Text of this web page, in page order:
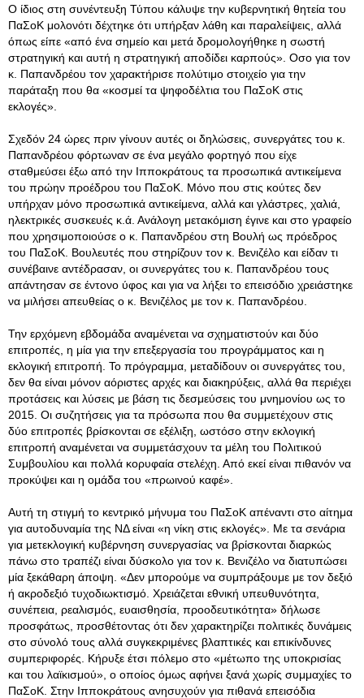
Ο ίδιος στη συνέντευξη Τύπου κάλυψε την κυβερνητική θητεία του
ΠαΣοΚ μολονότι δέχτηκε ότι υπήρξαν λάθη και παραλείψεις, αλλά
όπως είπε «από ένα σημείο και μετά δρομολογήθηκε η σωστή
στρατηγική και αυτή η στρατηγική αποδίδει καρπούς». Οσο για τον
κ. Παπανδρέου τον χαρακτήρισε πολύτιμο στοιχείο για την
παράταξη που θα «κοσμεί τα ψηφοδέλτια του ΠαΣοΚ στις
εκλογές».
Σχεδόν 24 ώρες πριν γίνουν αυτές οι δηλώσεις, συνεργάτες του κ.
Παπανδρέου φόρτωναν σε ένα μεγάλο φορτηγό που είχε
σταθμεύσει έξω από την Ιπποκράτους τα προσωπικά αντικείμενα
του πρώην προέδρου του ΠαΣοΚ. Μόνο που στις κούτες δεν
υπήρχαν μόνο προσωπικά αντικείμενα, αλλά και γλάστρες, χαλιά,
ηλεκτρικές συσκευές κ.ά. Ανάλογη μετακόμιση έγινε και στο γραφείο
που χρησιμοποιούσε ο κ. Παπανδρέου στη Βουλή ως πρόεδρος
του ΠαΣοΚ. Βουλευτές που στηρίζουν τον κ. Βενιζέλο και είδαν τι
συνέβαινε αντέδρασαν, οι συνεργάτες του κ. Παπανδρέου τους
απάντησαν σε έντονο ύφος και για να λήξει το επεισόδιο χρειάστηκε
να μιλήσει απευθείας ο κ. Βενιζέλος με τον κ. Παπανδρέου.
Την ερχόμενη εβδομάδα αναμένεται να σχηματιστούν και δύο
επιτροπές, η μία για την επεξεργασία του προγράμματος και η
εκλογική επιτροπή. Το πρόγραμμα, μεταδίδουν οι συνεργάτες του,
δεν θα είναι μόνον αόριστες αρχές και διακηρύξεις, αλλά θα περιέχει
προτάσεις και λύσεις με βάση τις δεσμεύσεις του μνημονίου ως το
2015. Οι συζητήσεις για τα πρόσωπα που θα συμμετέχουν στις
δύο επιτροπές βρίσκονται σε εξέλιξη, ωστόσο στην εκλογική
επιτροπή αναμένεται να συμμετάσχουν τα μέλη του Πολιτικού
Συμβουλίου και πολλά κορυφαία στελέχη. Από εκεί είναι πιθανόν να
προκύψει και η ομάδα του «πρωινού καφέ».
Αυτή τη στιγμή το κεντρικό μήνυμα του ΠαΣοΚ απέναντι στο αίτημα
για αυτοδυναμία της ΝΔ είναι «η νίκη στις εκλογές». Με τα σενάρια
για μετεκλογική κυβέρνηση συνεργασίας να βρίσκονται διαρκώς
πάνω στο τραπέζι είναι δύσκολο για τον κ. Βενιζέλο να διατυπώσει
μία ξεκάθαρη άποψη. «Δεν μπορούμε να συμπράξουμε με τον δεξιό
ή ακροδεξιό τυχοδιωκτισμό. Χρειάζεται εθνική υπευθυνότητα,
συνέπεια, ρεαλισμός, ευαισθησία, προοδευτικότητα» δήλωσε
προσφάτως, προσθέτοντας ότι δεν χαρακτηρίζει πολιτικές δυνάμεις
στο σύνολό τους αλλά συγκεκριμένες βλαπτικές και επικίνδυνες
συμπεριφορές. Κήρυξε έτσι πόλεμο στο «μέτωπο της υποκρισίας
και του λαϊκισμού», ο οποίος όμως αφήνει ξανά χωρίς συμμαχίες το
ΠαΣοΚ. Στην Ιπποκράτους ανησυχούν για πιθανά επεισόδια